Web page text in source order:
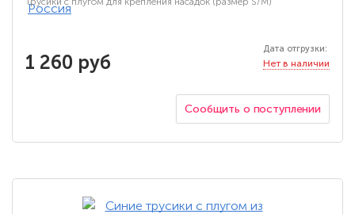
1 260 руб
Дата отгрузки:
Нет в наличии
Сообщить о поступлении